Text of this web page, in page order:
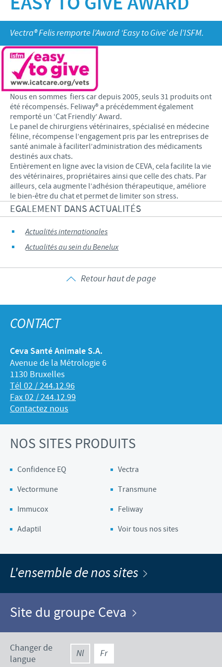
Notre mission
Nos valeurs
Recherche et développement
Production
Bovins-Ovins-Caprins
Porcs
Importance de la responsabilité
Programmes de soutien
Partenariats commerciaux et scientifiques
ACTUALITÉS
Actualités internationales
Actualités au sein du Benelux
OFFRES D'EMPLOI
Offres d'emploi internationales
Offres d'emploi au sein du Benelux
CONTACT
Vectra® Felis remporte l’Award ‘Easy to Give’ de l’ISFM.
Nous en sommes ­ fiers car depuis 2005, seuls 31 produits ont
été récompensés. Feliway® a précédemment également
remporté un ‘Cat Friendly’ Award.
Le panel de chirurgiens vétérinaires, spécialisé en médecine
féline, récompense l’engagement pris par les entreprises de
santé animale à faciliterl’administration des médicaments
destinés aux chats.
Entièrement en ligne avec la vision de CEVA, cela facilite la vie
des vétérinaires, propriétaires ainsi que celle des chats. Par
ailleurs, cela augmente l’adhésion thérapeutique, améliore
le bien-être du chat et permet de limiter son stress.
EGALEMENT DANS ACTUALITÉS
Actualités internationales
Actualités au sein du Benelux
Retour haut de page
CONTACT
Ceva Santé Animale S.A.
Avenue de la Métrologie 6
1130 Bruxelles
Tél 02 / 244.12.96
Fax 02 / 244.12.99
Contactez nous
NOS SITES PRODUITS
Confidence EQ
Vectra
Vectormune
Transmune
Immucox
Feliway
Adaptil
Voir tous nos sites
L'ensemble de nos sites
Site du groupe Ceva
Changer de
langue
Nl Fr